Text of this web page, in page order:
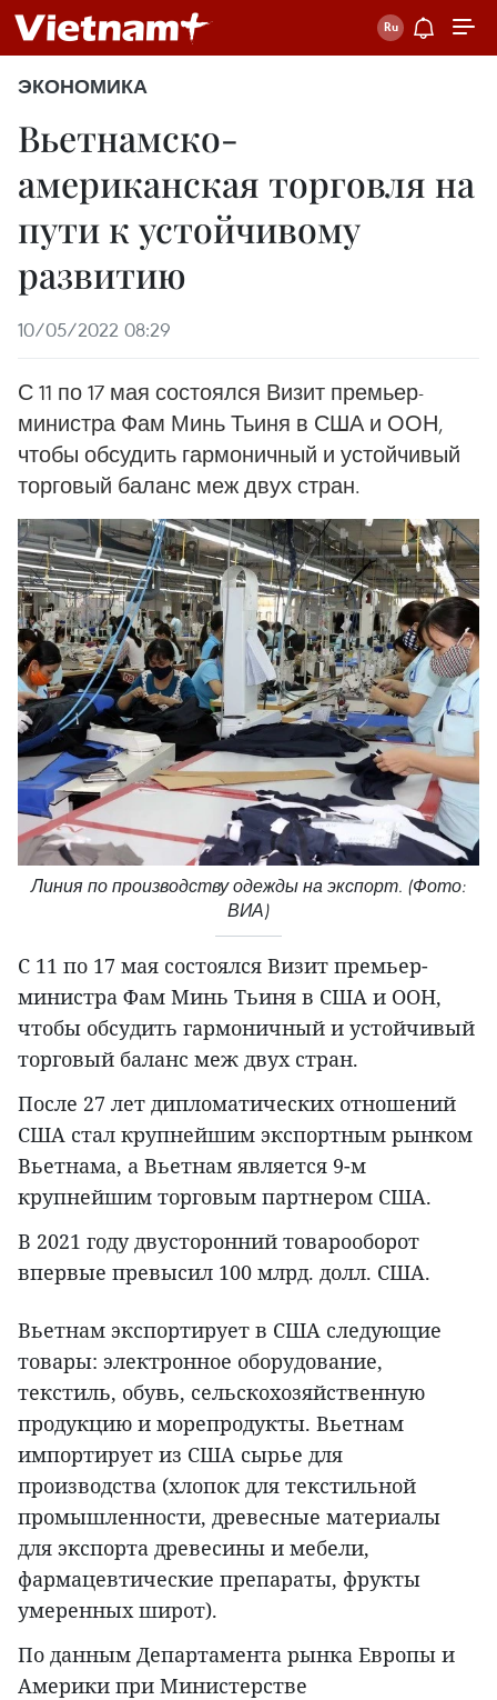
ЭКОНОМИКА
Вьетнамско-
американская торговля на
пути к устойчивому
развитию
10/05/2022 08:29
С 11 по 17 мая состоялся Визит премьер-
министра Фам Минь Тьиня в США и ООН,
чтобы обсудить гармоничный и устойчивый
торговый баланс меж двух стран.
Линия по производству одежды на экспорт. (Фото:
ВИА)
С 11 по 17 мая состоялся Визит премьер-
министра Фам Минь Тьиня в США и ООН,
чтобы обсудить гармоничный и устойчивый
торговый баланс меж двух стран.
После 27 лет дипломатических отношений
США стал крупнейшим экспортным рынком
Вьетнама, а Вьетнам является 9-м
крупнейшим торговым партнером США.
В 2021 году двусторонний товарооборот
впервые превысил 100 млрд. долл. США.
Вьетнам экспортирует в США следующие
товары: электронное оборудование,
текстиль, обувь, сельскохозяйственную
продукцию и морепродукты. Вьетнам
импортирует из США сырье для
производства (хлопок для текстильной
промышленности, древесные материалы
для экспорта древесины и мебели,
фармацевтические препараты, фрукты
умеренных широт).
По данным Департамента рынка Европы и
Америки при Министерстве